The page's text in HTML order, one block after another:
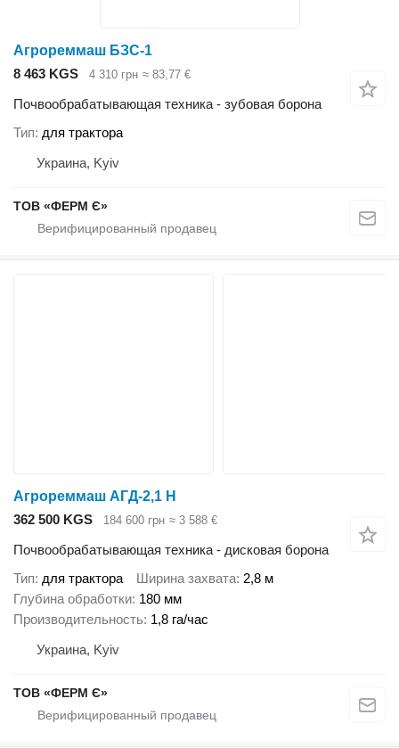
Агрореммаш БЗС-1
8 463 KGS
4 310 грн ≈ 83,77 €
Почвообрабатывающая техника - зубовая борона
Тип для трактора
Украина, Kyiv
ТОВ «ФЕРМ Є»
Агрореммаш АГД-2,1 Н
362 500 KGS
184 600 грн ≈ 3 588 €
Почвообрабатывающая техника - дисковая борона
Тип для трактора Ширина захвата 2,8 м
Глубина обработки 180 мм
Производительность 1,8 га/час
Украина, Kyiv
ТОВ «ФЕРМ Є»